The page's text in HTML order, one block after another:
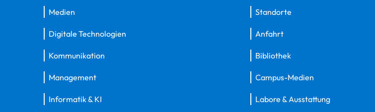
Medien
Digitale Technologien
Kommunikation
Management
Informatik & KI
Standorte
Anfahrt
Bibliothek
Campus-Medien
Labore & Ausstattung